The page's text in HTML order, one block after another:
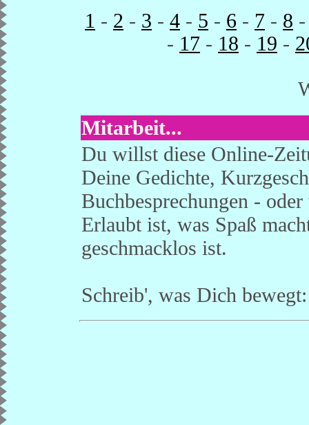
1 - 2 - 3 - 4 - 5 - 6 - 7 - 8
- 17 - 18 - 19 -
Mitarbeit...
Du willst diese Online-
Deine Gedichte,
Buchbesprechungen -
Erlaubt ist, was Spaß
geschmacklos ist.
Schreib', was Dich